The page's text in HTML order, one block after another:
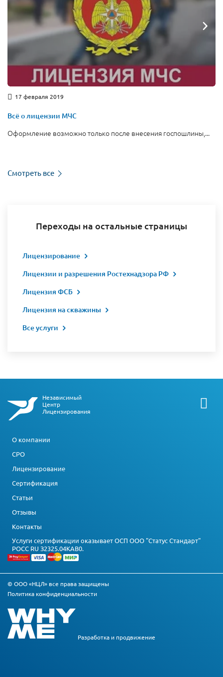
17 февраля 2019
Всё о лицензии МЧС
Оформление возможно только после внесения госпошлины,...
Смотреть все
Переходы на остальные страницы
Лицензирование
Лицензии и разрешения Ростехнадзора РФ
Лицензия ФСБ
Лицензия на скважины
Все услуги
Независимый
Центр
Лицензирования
О компании
СРО
Лицензирование
Сертификация
Статьи
Отзывы
Контакты
Услуги сертификации оказывает ОСП ООО "Статус Стандарт"
РОСС RU З2325.04КАВ0.
© ООО «НЦЛ» все права защищены
Политика конфиденциальности
Разработка и продвижение